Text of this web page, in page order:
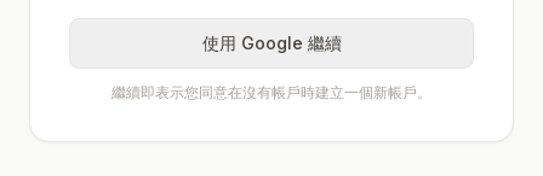
使用 Google 繼續
繼續即表示您同意在沒有帳戶時建立一個新帳戶。